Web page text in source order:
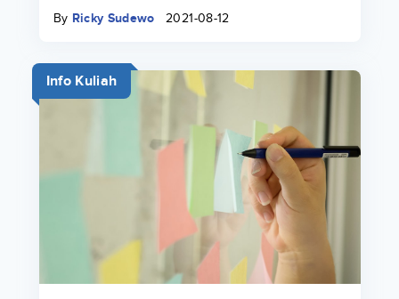
By Ricky Sudewo 2021-08-12
Info Kuliah